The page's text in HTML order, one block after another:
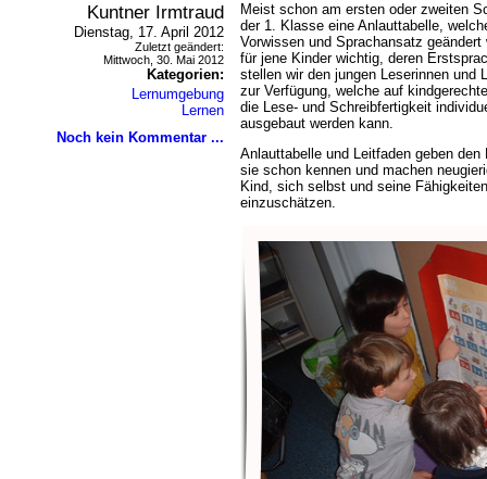
Kuntner Irmtraud
Dienstag, 17. April 2012
Zuletzt geändert:
Mittwoch, 30. Mai 2012
Kategorien:
Lernumgebung
Lernen
Noch kein Kommentar ...
Meist schon am ersten oder zweiten
der 1. Klasse eine Anlauttabelle,
Vorwissen und Sprachansatz
für jene Kinder wichtig, deren
stellen wir den jungen Leserinnen und
zur Verfügung, welche auf
die Lese- und Schreibfertigkeit
ausgebaut werden kann.
Anlauttabelle und Leitfaden geben
sie schon kennen und machen
Kind, sich selbst und seine
einzuschätzen.